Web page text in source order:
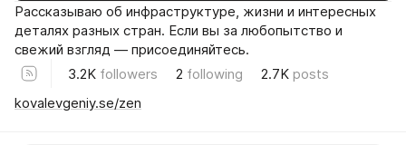
Рассказываю об инфраструктуре, жизни и интересных
деталях разных стран. Если вы за любопытство и
свежий взгляд — присоединяйтесь.
3.2K followers 2 following 2.7K posts
kovalevgeniy.se/zen